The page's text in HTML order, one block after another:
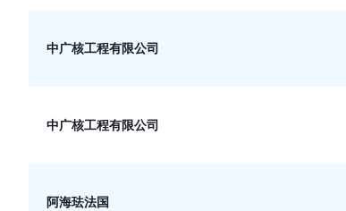
中广核工程有限公司
中广核工程有限公司
阿海珐法国